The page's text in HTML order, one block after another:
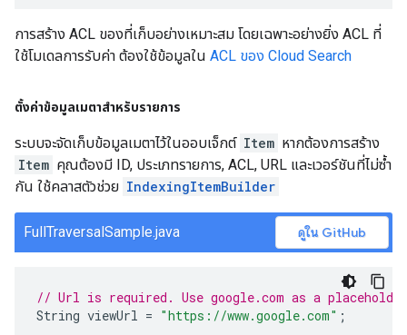
การสร้าง ACL ของที่เก็บอย่างเหมาะสม โดยเฉพาะอย่างยิ่ง ACL ที่
ใช้โมเดลการรับค่า ต้องใช้ข้อมูลใน ACL ของ Cloud Search
ตั้งค่าข้อมูลเมตาสำหรับรายการ
ระบบจะจัดเก็บข้อมูลเมตาไว้ในออบเจ็กต์ Item หากต้องการสร้าง
Item คุณต้องมี ID, ประเภทรายการ, ACL, URL และเวอร์ชันที่ไม่ซ้ำ
กัน ใช้คลาสตัวช่วย IndexingItemBuilder
FullTraversalSample.java ดูใน GitHub
// Url is required. Use google.com as a
String viewUrl = "https://www.google.com" ;